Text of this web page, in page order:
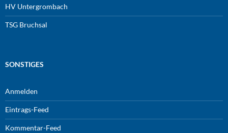
HV Untergrombach
TSG Bruchsal
SONSTIGES
Anmelden
Eintrags-Feed
Kommentar-Feed